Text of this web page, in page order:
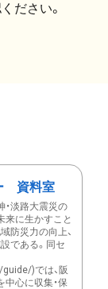
ださい。
資料室
・淡路大震災の
来に生かすこと
防災力の向上、
である。同セ
)では、阪
中心に収集・保